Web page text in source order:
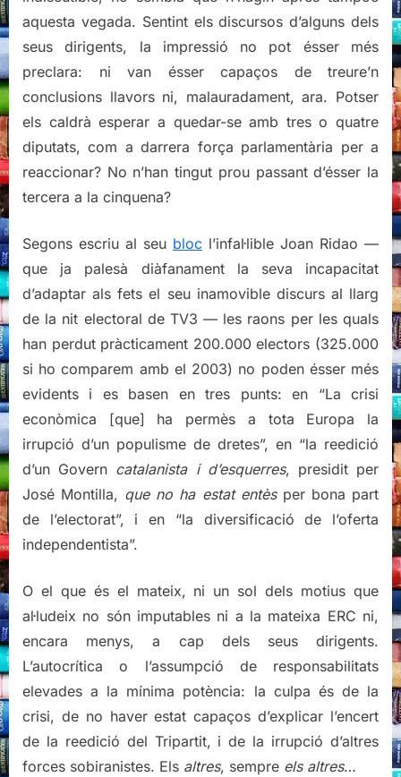
aquesta vegada. Sentint els discursos d’alguns dels
seus dirigents, la impressió no pot ésser més
preclara: ni van ésser capaços de treure’n
conclusions llavors ni, malauradament, ara. Potser
els caldrà esperar a quedar-se amb tres o quatre
diputats, com a darrera força parlamentària per a
reaccionar? No n’han tingut prou passant d’ésser la
tercera a la cinquena?
Segons escriu al seu bloc l’infal·lible Joan Ridao —
que ja palesà diàfanament la seva incapacitat
d’adaptar als fets el seu inamovible discurs al llarg
de la nit electoral de TV3 — les raons per les quals
han perdut pràcticament 200.000 electors (325.000
si ho comparem amb el 2003) no poden ésser més
evidents i es basen en tres punts: en “La crisi
econòmica [que] ha permès a tota Europa la
irrupció d’un populisme de dretes”, en “la reedició
d’un Govern catalanista i d’esquerres, presidit per
José Montilla, que no ha estat entèsper bona part
de l’electorat”, i en “la diversificació de l’oferta
independentista”.
O el que és el mateix, ni un sol dels motius que
al·ludeix no són imputables ni a la mateixa ERC ni,
encara menys, a cap dels seus dirigents.
L’autocrítica o l’assumpció de responsabilitats
elevades a la mínima potència: la culpa és de la
crisi, de no haver estat capaços d’explicar l’encert
de la reedició del Tripartit, i de la irrupció d’altres
forces sobiranistes. Els altres, sempre els altres…